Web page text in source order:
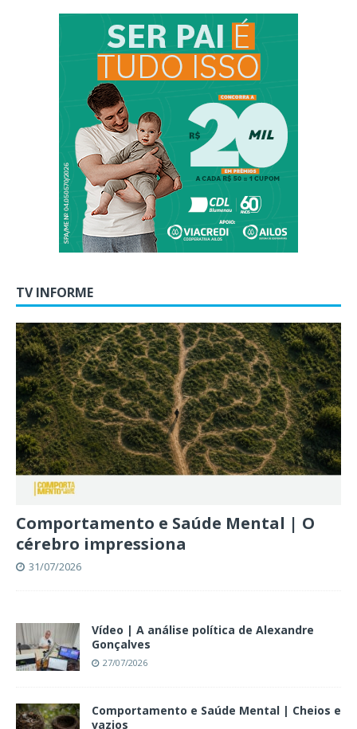
TV INFORME
Comportamento e Saúde Mental | O
cérebro impressiona
31/07/2026
Vídeo | A análise política de Alexandre
Gonçalves
27/07/2026
Comportamento e Saúde Mental | Cheios e
vazios